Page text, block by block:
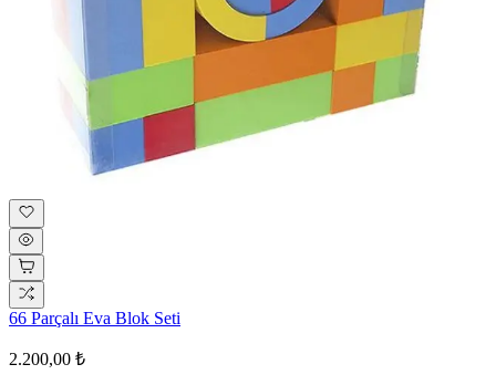
66 Parçalı Eva Blok Seti
2.200,00 ₺